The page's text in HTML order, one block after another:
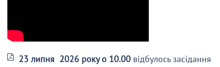
23 липня 2026 року о 10.00 відбулось засідання